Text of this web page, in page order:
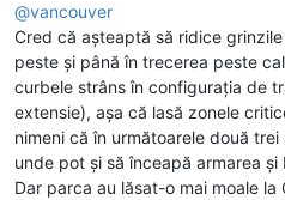
@vancouver
Cred că așteaptă să ridice
peste și până în trecerea peste
curbele strâns în configurația de
extensie), așa că lasă zonele
nimeni că în următoarele două
unde pot și să înceapă armarea și
Dar parca au lăsat-o mai moale la